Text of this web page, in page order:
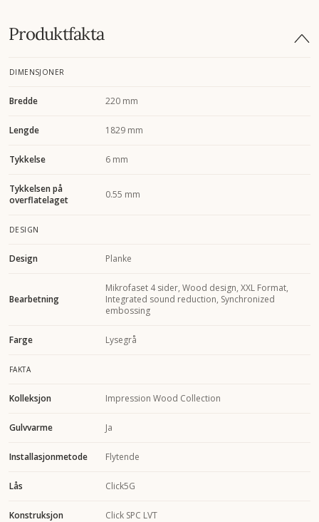
Produktfakta
DIMENSJONER
Bredde 220 mm
Lengde 1829 mm
Tykkelse 6 mm
Tykkelsen på
overflatelaget
0.55 mm
DESIGN
Design Planke
Bearbetning
Mikrofaset 4 sider, Wood design, XXL Format,
Integrated sound reduction, Synchronized
embossing
Farge Lysegrå
FAKTA
Kolleksjon Impression Wood Collection
Gulvvarme Ja
Installasjonmetode Flytende
Lås Click5G
Konstruksjon Click SPC LVT